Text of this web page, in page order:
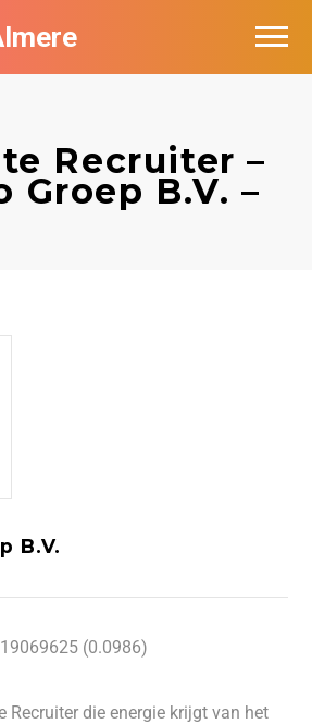
Recruiter –
Groep B.V. –
B.V.
(0.0986)
Recruiter die energie krijgt van het
in Almere